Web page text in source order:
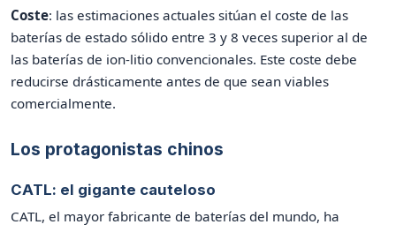
Coste: las estimaciones actuales sitúan el coste de las
baterías de estado sólido entre 3 y 8 veces superior al de
las baterías de ion-litio convencionales. Este coste debe
reducirse drásticamente antes de que sean viables
comercialmente.
Los protagonistas chinos
CATL: el gigante cauteloso
CATL, el mayor fabricante de baterías del mundo, ha